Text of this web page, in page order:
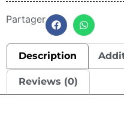
Partager
Description
Reviews (0)